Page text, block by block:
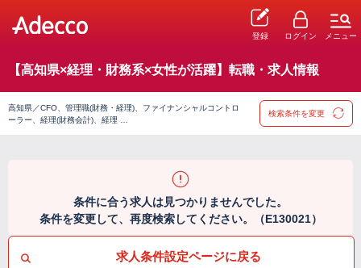
登録 ログイン メニュー
【高知県×経理・財務系×女性が活躍】転職・求人情報
高知県／CFO、管理職(財務・経理)、ファイナンシャルコントロ
ーラー、経理(財務会計)、経理 …
検索条件を変更
条件に合う求人は見つかりませんでした。
条件を変更して、再度検索してください。（E130021）
求人条件設定ページに戻る